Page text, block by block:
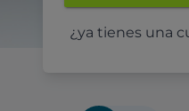
¿ya tienes una